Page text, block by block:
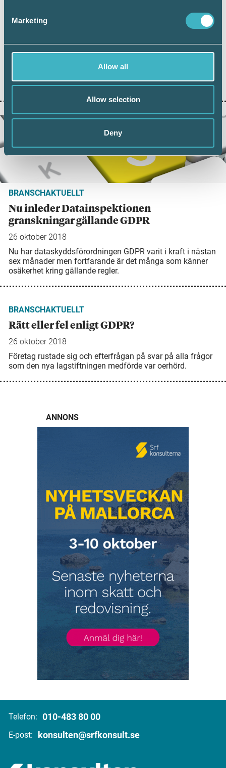
Marketing
Allow all
Allow selection
Deny
Srf konsulterna analyserar villkoren hos
7 juni 2019
En tydlig trend är att allt fler redovisningsverksamheter
kan nås via internet.
BRANSCHAKTUELLT
Nu inleder Datainspektionen
granskningar gällande GDPR
26 oktober 2018
Nu har dataskyddsförordningen GDPR varit i kraft i nästan
sex månader men fortfarande är det många som känner
osäkerhet kring gällande regler.
BRANSCHAKTUELLT
Rätt eller fel enligt GDPR?
26 oktober 2018
Företag rustade sig och efterfrågan på svar på alla frågor
som den nya lagstiftningen medförde var oerhörd.
ANNONS
Telefon: 010-483 80 00
E-post: konsulten@srfkonsult.se